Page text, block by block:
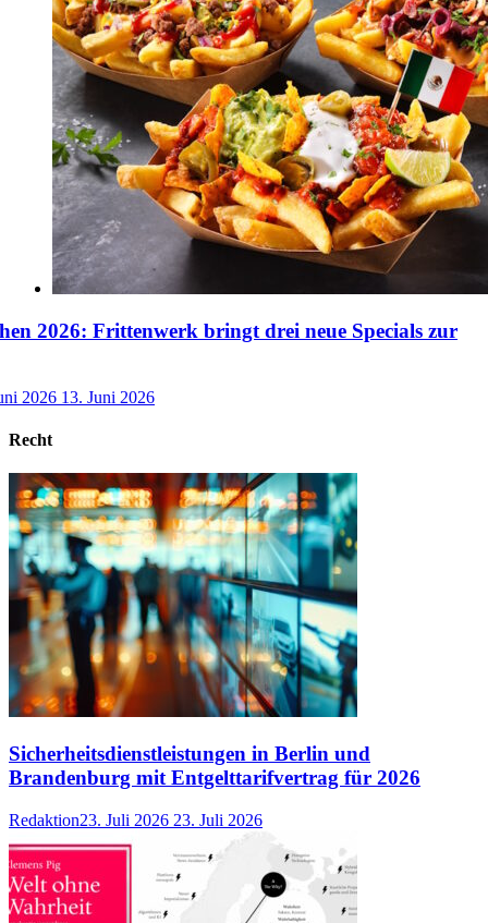
2026: Frittenwerk bringt drei neue Specials zur
2026 13. Juni 2026
Recht
Sicherheitsdienstleistungen in Berlin und
Brandenburg mit Entgelttarifvertrag für 2026
Redaktion23. Juli 2026 23. Juli 2026